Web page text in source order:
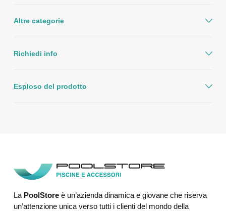
Altre categorie
Richiedi info
Esploso del prodotto
La PoolStoreè un’azienda dinamica e giovane che riserva
un’attenzione unica verso tutti i clienti del mondo della